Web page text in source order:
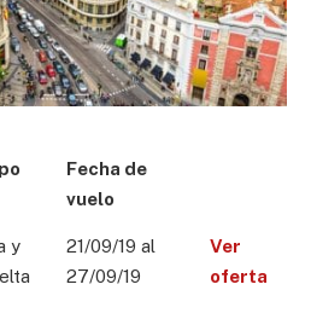
Fecha de
vuelo
y
21/09/19 al
27/09/19
Ver
oferta